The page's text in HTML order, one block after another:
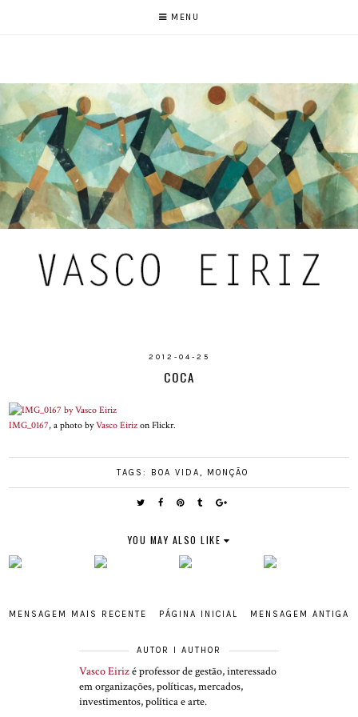
MENU
2012-04-25
COCA
IMG_0167, a photo byVasco Eirizon Flickr.
TAGS: BOA VIDA, MONÇÃO
YOU MAY ALSO LIKE
MENSAGEM MAIS RECENTE MENSAGEM ANTIGA
PÁGINA INICIAL
AUTOR I AUTHOR
Vasco Eirizé professor de gestão, interessado
em organizações, políticas, mercados,
investimentos, política e arte.